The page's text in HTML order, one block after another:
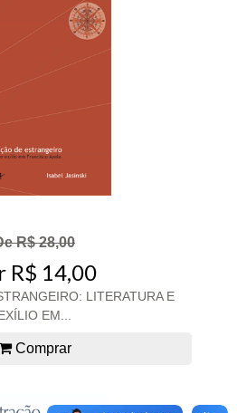
R$ 28,00
R$ 14,00
LITERATURA E
EM...
Comprar